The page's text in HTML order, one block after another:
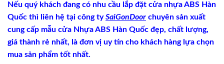
Nếu quý khách đang có nhu cầu lắp đặt cửa nhựa ABS Hàn
Quốc thì liên hệ tại công tySaiGonDoor chuyên sản xuất
cung cấp mẫu cửa Nhựa ABS Hàn Quốc đẹp, chất lượng,
giá thành rẻ nhất, là đơn vị uy tín cho khách hàng lựa chọn
mua sản phẩm tốt nhất.